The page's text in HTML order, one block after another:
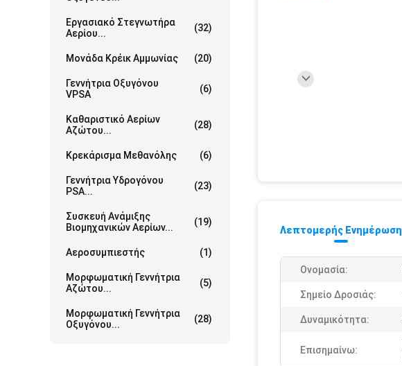
Εργασιακό Στεγνωτήρα
Αερίου...
(32)
Μονάδα Κρέικ Αμμωνίας (20)
Γεννήτρια Οξυγόνου
VPSA
(6)
Καθαριστικό Αερίων
Αζώτου...
(28)
Κρεκάρισμα Μεθανόλης (6)
Γεννήτρια Υδρογόνου
PSA...
(23)
Συσκευή Ανάμιξης
Βιομηχανικών Αερίων...
(19)
Αεροσυμπιεστής (1)
Μορφωματική Γεννήτρια
Αζώτου...
(5)
Μορφωματική Γεννήτρια
Οξυγόνου...
(28)
Λεπτομερής Ενημέρωση
Ονομασία:
Σημείο Δροσιάς:
Δυναμικότητα:
Επισημαίνω: